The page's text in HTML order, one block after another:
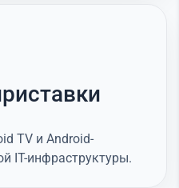
TV и Android-
IT-инфраструктуры.